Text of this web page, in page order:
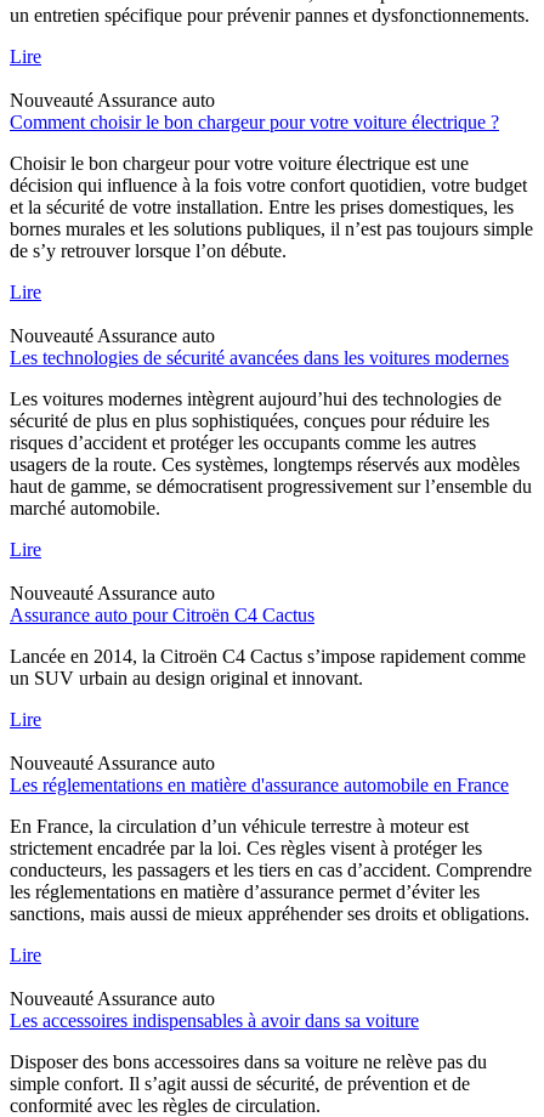
un entretien spécifique pour prévenir pannes et dysfonctionnements.
Lire
Nouveauté Assurance auto
Comment choisir le bon chargeur pour votre voiture électrique ?
Choisir le bon chargeur pour votre voiture électrique est une
décision qui influence à la fois votre confort quotidien, votre budget
et la sécurité de votre installation. Entre les prises domestiques, les
bornes murales et les solutions publiques, il n’est pas toujours simple
de s’y retrouver lorsque l’on débute.
Lire
Nouveauté Assurance auto
Les technologies de sécurité avancées dans les voitures modernes
Les voitures modernes intègrent aujourd’hui des technologies de
sécurité de plus en plus sophistiquées, conçues pour réduire les
risques d’accident et protéger les occupants comme les autres
usagers de la route. Ces systèmes, longtemps réservés aux modèles
haut de gamme, se démocratisent progressivement sur l’ensemble du
marché automobile.
Lire
Nouveauté Assurance auto
Assurance auto pour Citroën C4 Cactus
Lancée en 2014, la Citroën C4 Cactus s’impose rapidement comme
un SUV urbain au design original et innovant.
Lire
Nouveauté Assurance auto
Les réglementations en matière d'assurance automobile en France
En France, la circulation d’un véhicule terrestre à moteur est
strictement encadrée par la loi. Ces règles visent à protéger les
conducteurs, les passagers et les tiers en cas d’accident. Comprendre
les réglementations en matière d’assurance permet d’éviter les
sanctions, mais aussi de mieux appréhender ses droits et obligations.
Lire
Nouveauté Assurance auto
Les accessoires indispensables à avoir dans sa voiture
Disposer des bons accessoires dans sa voiture ne relève pas du
simple confort. Il s’agit aussi de sécurité, de prévention et de
conformité avec les règles de circulation.